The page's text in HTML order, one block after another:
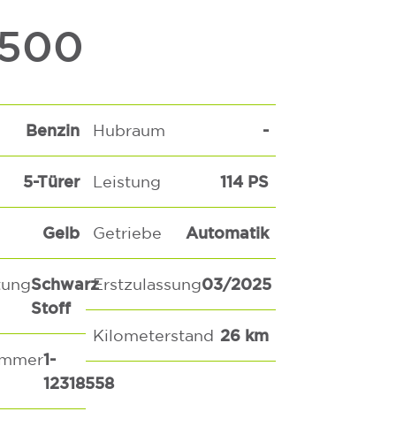
Benzin
5-Türer
Gelb
Schwarz
Stoff
1-
12318558
Hubraum -
Leistung 114 PS
Getriebe Automatik
Erstzulassung03/2025
Kilometerstand 26 km